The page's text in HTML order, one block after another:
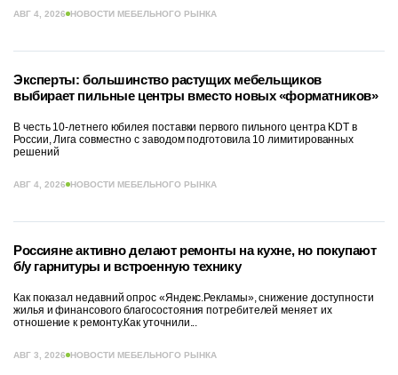
АВГ 4, 2026 НОВОСТИ МЕБЕЛЬНОГО РЫНКА
Эксперты: большинство растущих мебельщиков
выбирает пильные центры вместо новых «форматников»
В честь 10-летнего юбилея поставки первого пильного центра KDT в
России, Лига совместно с заводом подготовила 10 лимитированных
решений
АВГ 4, 2026 НОВОСТИ МЕБЕЛЬНОГО РЫНКА
Россияне активно делают ремонты на кухне, но покупают
б/у гарнитуры и встроенную технику
Как показал недавний опрос «Яндекс.Рекламы», снижение доступности
жилья и финансового благосостояния потребителей меняет их
отношение к ремонту.Как уточнили...
АВГ 3, 2026 НОВОСТИ МЕБЕЛЬНОГО РЫНКА